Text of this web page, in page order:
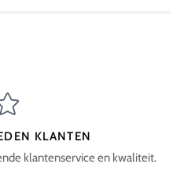
KLANTEN
klantenservice en kwaliteit.